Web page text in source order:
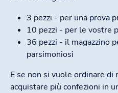
3 pezzi - per una prova
10 pezzi - per le vostre
36 pezzi - il magazzino
parsimoniosi
E se non si vuole ordinare di
acquistare più confezioni in